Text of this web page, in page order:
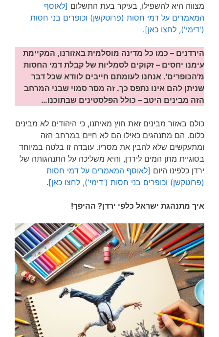
מצווה היא להשפילו, בעיקר בעת התשלום [לאוסף
המאמרים על דמי חסות (פרוטקשן) וכופרים בני חסות
('דימי'), לחצו כאן].
הירדנים – כמו כל מדינה מוסלמית באזורנו, המקיימת
עימנו יחסים – זקוקים לסמליות של קבלת דמי החסות
מ'הכופרים'. אנחנו לעומתם חייבים לוודא שכל דבר
שניתן להם אינו נתפס כך. זה מסר סמוי שבני המרחב
הזה מבינים היטב – כולל הפלסטינים שבתוכנו…
כולם באזור מבינים זאת חוץ מאיתנו, כי היהודים לא מבינים
כלום. הם מתנהגים כאילו הם לא חיים במרחב הזה
ומתעקשים שלא להבין את מסריו. עובדה זו בלטה במיוחד
בסוגיית מתן המים לירדן, והיא משליכה על התנהגותה של
ירדן כלפינו היום [לאוסף המאמרים על דמי חסות
(פרוטקשן) וכופרים בני חסות ('דימי'), לחצו כאן].
איך מתנהגת ישראל כלפי ירדן? ההיפך!